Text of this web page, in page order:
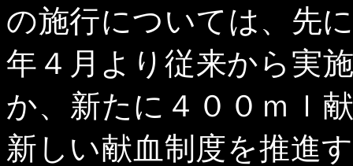
の施行については、先
年４月より従来から実
か、新たに４００ｍｌ
新しい献血制度を推進